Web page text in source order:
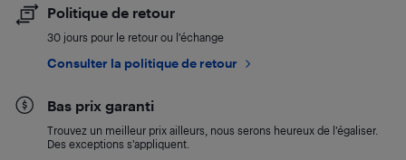
Politique de retour
30 jours pour le retour ou l’échange
Consulter la politique de retour
Bas prix garanti
Trouvez un meilleur prix ailleurs, nous serons heureux de l’égaliser.
Des exceptions s’appliquent.